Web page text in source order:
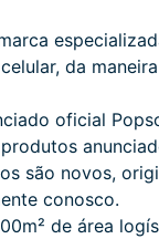
da
oficial
são novos,
conosco.
de área